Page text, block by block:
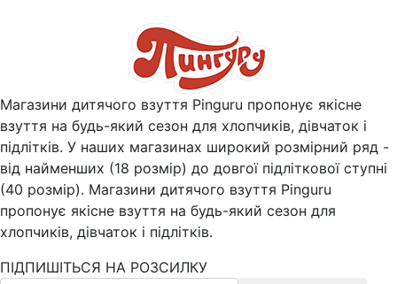
Магазини дитячого взуття Pinguru пропонує якісне
взуття на будь-який сезон для хлопчиків, дівчаток і
підлітків. У наших магазинах широкий розмірний ряд -
від найменших (18 розмір) до довгої підліткової ступні
(40 розмір). Магазини дитячого взуття Pinguru
пропонує якісне взуття на будь-який сезон для
хлопчиків, дівчаток і підлітків.
ПІДПИШІТЬСЯ НА РОЗСИЛКУ